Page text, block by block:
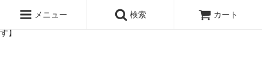
ッタのオンラインストア【アラビア,クイストゴーなどの北欧ヴィンテ
ージ食器,雅峰窯やソルテグラスジュエリーなどの作家の作品が並びま
す】
メニュー 検索 カート